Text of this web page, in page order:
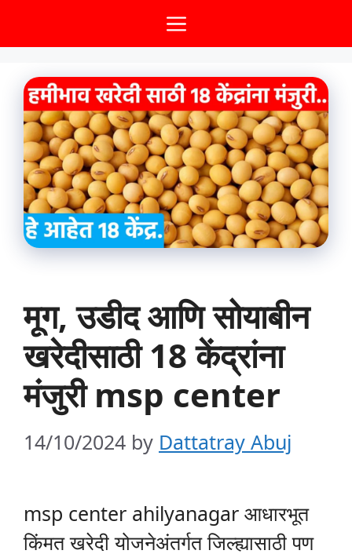
to
content
Menu
मूग, उडीद आणि सोयाबीन
खरेदीसाठी 18 केंद्रांना
मंजुरी msp center
14/10/2024 by Dattatray Abuj
msp center ahilyanagar आधारभूत
किंमत खरेदी योजनेअंतर्गत जिल्ह्यासाठी पण